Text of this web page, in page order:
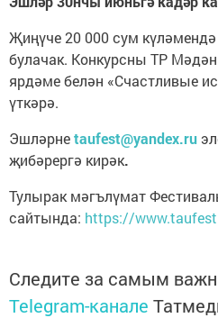
Җиңүче 20 000 сум күләмендә
булачак. Конкурсны ТР
ярдәме белән «Счастливые
үткәрә.
Эшләрнеtaufest@yandex.ru
җибәрергә кирәк.
Тулырак мәгълүмат
сайтында: https://
Следите за самым
Telegram-канале